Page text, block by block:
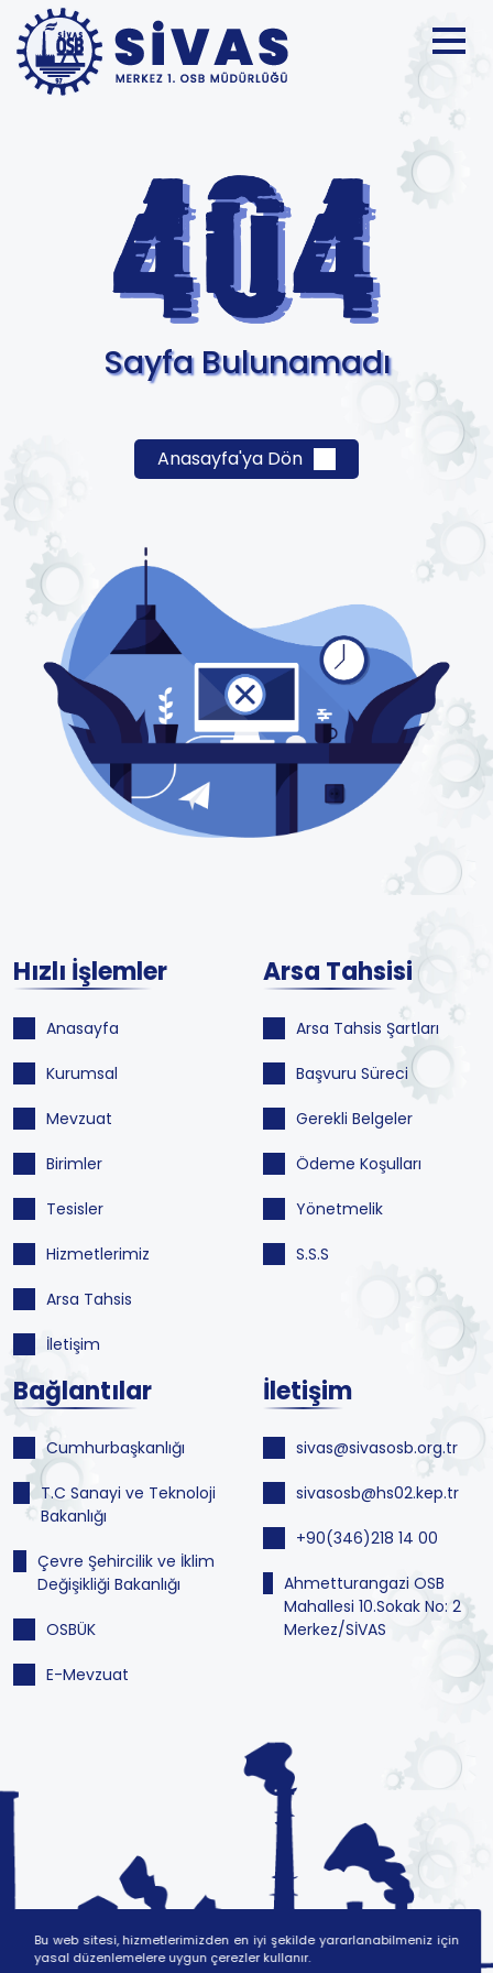
Sayfa Bulunamadı
Anasayfa'ya Dön
Hızlı İşlemler
Anasayfa
Kurumsal
Mevzuat
Birimler
Tesisler
Hizmetlerimiz
Arsa Tahsis
İletişim
Arsa Tahsisi
Arsa Tahsis Şartları
Başvuru Süreci
Gerekli Belgeler
Ödeme Koşulları
Yönetmelik
S.S.S
Bağlantılar
Cumhurbaşkanlığı
T.C Sanayi ve Teknoloji
Bakanlığı
Çevre Şehircilik ve İklim
Değişikliği Bakanlığı
OSBÜK
E-Mevzuat
İletişim
sivas@sivasosb.org.tr
sivasosb@hs02.kep.tr
+90(346)218 14 00
Ahmetturangazi OSB
Mahallesi 10.Sokak No: 2
Merkez/SİVAS
Bu web sitesi, hizmetlerimizden en iyi şekilde yararlanabilmeniz için
yasal düzenlemelere uygun çerezler kullanır.